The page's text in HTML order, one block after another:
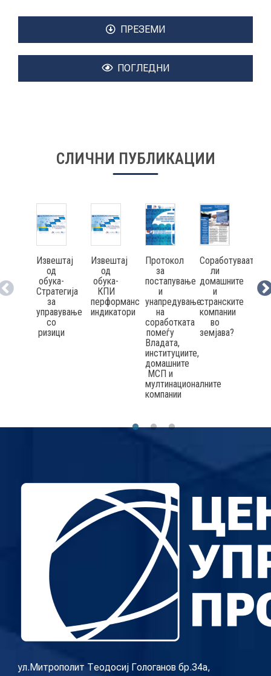
ПРЕЗЕМИ
ПОГЛЕДНИ
СЛИЧНИ ПУБЛИКАЦИИ
Извештај
од
обука-
Стратегија
за
управување
со
ризици
Извештај
од
обука-
КПИ
перформанс
индикатори
Протокол
за
постапување
и
унапредување
на
соработката
помеѓу
Владата,
институциите,
домашните
МСП и
мултинационалните
компании
Соработуваат
ли
домашните
и
странските
компании
во
земјава?
ул.Митрополит Теодосиј Гологанов бр.34а,